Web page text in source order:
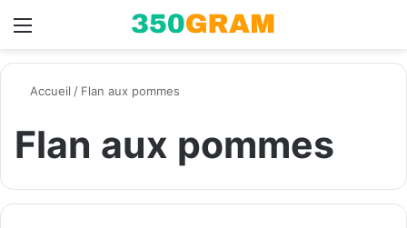
Switch skin
Accueil / Flan aux pommes
Flan aux pommes